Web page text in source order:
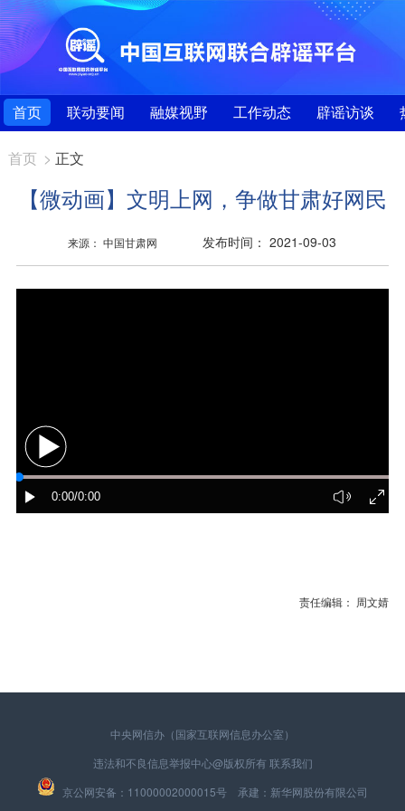
首页 联动要闻 融媒视野 工作动态 辟谣访谈
首页 > 正文
【微动画】文明上网，争做甘肃好网民
来源： 中国甘肃网 发布时间： 2021-09-03
责任编辑： 周文婧
中央网信办（国家互联网信息办公室）
违法和不良信息举报中心@版权所有 联系我们
京公网安备：11000002000015号 承建：新华网股份有限公司